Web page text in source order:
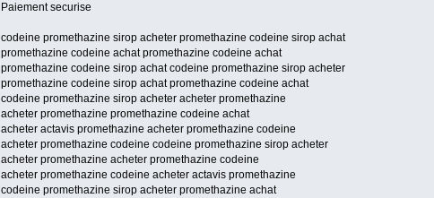
Paiement securise
codeine promethazine sirop acheter promethazine codeine sirop achat
promethazine codeine achat promethazine codeine achat
promethazine codeine sirop achat codeine promethazine sirop acheter
promethazine codeine sirop achat promethazine codeine achat
codeine promethazine sirop acheter acheter promethazine
acheter promethazine promethazine codeine achat
acheter actavis promethazine acheter promethazine codeine
acheter promethazine codeine codeine promethazine sirop acheter
acheter promethazine acheter promethazine codeine
acheter promethazine codeine acheter actavis promethazine
codeine promethazine sirop acheter promethazine achat